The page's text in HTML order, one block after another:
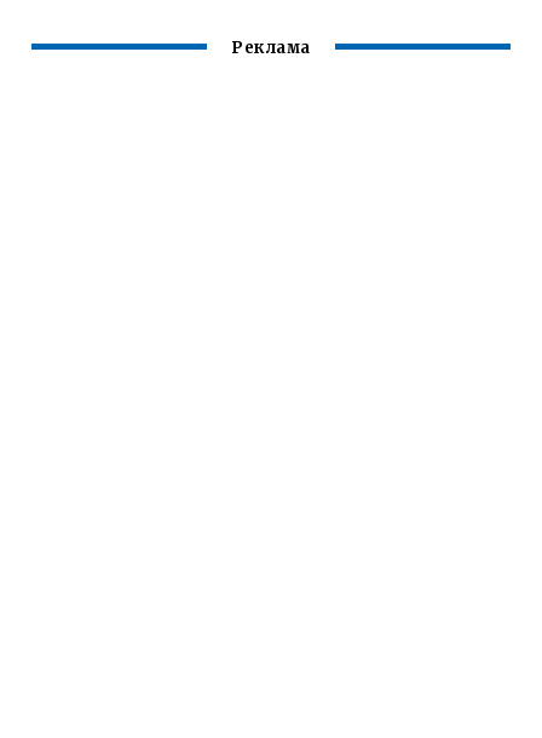
Реклама